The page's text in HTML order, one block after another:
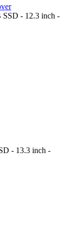
- 12.3 inch -
- 13.3 inch -